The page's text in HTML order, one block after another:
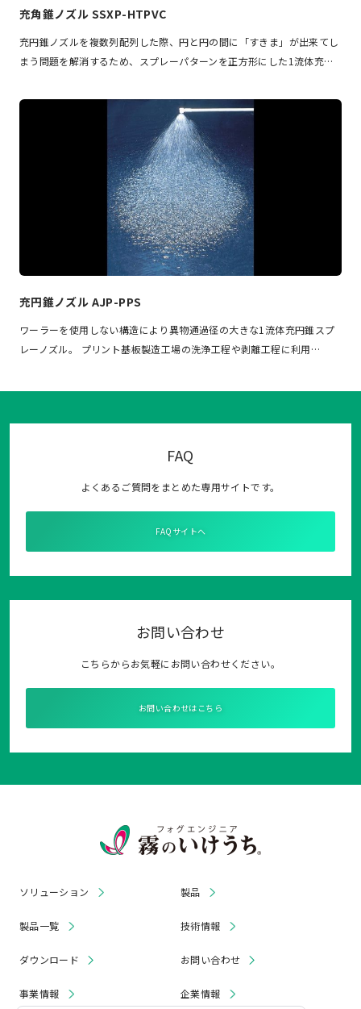
充角錐ノズル SSXP-HTPVC
充円錐ノズルを複数列配列した際、円と円の間に「すきま」が出来てし
まう問題を解消するため、スプレーパターンを正方形にした1流体充…
充円錐ノズル AJP-PPS
ワーラーを使用しない構造により異物通過径の大きな1流体充円錐スプ
レーノズル。 プリント基板製造工場の洗浄工程や剥離工程に利用…
FAQ
よくあるご質問をまとめた専用サイトです。
FAQサイトへ
お問い合わせ
こちらからお気軽にお問い合わせください。
お問い合わせはこちら
ソリューション 製品
製品一覧 技術情報
ダウンロード お問い合わせ
事業情報 企業情報